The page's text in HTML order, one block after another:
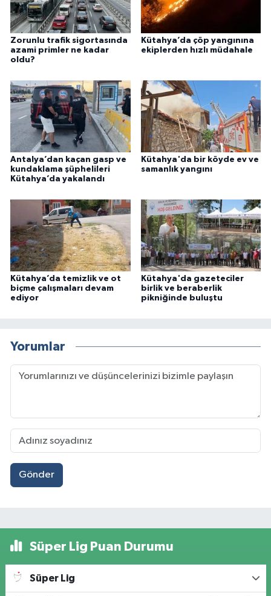
Zorunlu trafik sigortasında
azami primler ne kadar
oldu?
Kütahya’da çöp yangınına
ekiplerden hızlı müdahale
Antalya’dan kaçan gasp ve
kundaklama şüphelileri
Kütahya’da yakalandı
Kütahya'da bir köyde ev ve
samanlık yangını
Kütahya’da temizlik ve ot
biçme çalışmaları devam
ediyor
Kütahya'da gazeteciler
birlik ve beraberlik
pikniğinde buluştu
Yorumlar
Gönder
Süper Lig Puan Durumu
Süper Lig